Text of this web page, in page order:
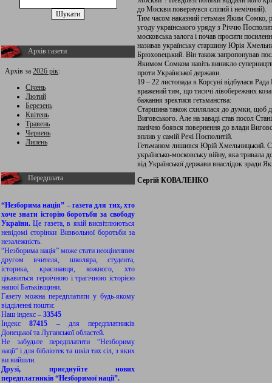
Архів газети
Архів за 2026 рік:
Січень
Лютий
Березень
Квітень
Травень
Червень
Липень
Передплата
“Незборима нація” – газета для тих, хто
хоче знати історію боротьби за свободу
України.Це газета, в якій висвітлюються
невідомі сторінки Визвольної боротьби за
незалежність.
“Незборима нація” може стати неоціненним
другом вчителя, школяра, студента,
історика, краєзнавця, кожного, хто
цікавиться героїчною і трагічною історією
нашої Батьківщини.
Газету можна передплатити у будь-якому
відділенні пошти:
Наш індекс – 33545
Індекс87415 – для передплатників
Донецької та Луганської областей.
Не забудьте передплатити “Незбориму
нації” і для бібліотек та шкіл тих сіл, з яких
ви вийшли.
Друзі, приєднуйте нових
передплатників “Незборимої нації”.
до Москви повернувся сліпий і немічний).
Тим часом наказний гетьман Яким Сомко,
угоду українського уряду з Річчю
московська залога і почав просити
називав українську старшину Юрія
Брюховецький. Він також запропонував
Якимом Сомком навіть виникло
проти Української держави.
19 – 22 листопада в Корсуні відбулася
вражений тим, що тисячі лівобережних
бажання зректися гетьманства:
Старшина також схилялася до думки, щоб
Виговського. Але на заваді став посол
панічно боявся повернення до влади
вплив у самій Речі Посполитій.
Гетьманом лишився Юрій Хмельницький.
українсько-московську війну, яка тривала
від Української держави внаслідок зради
Сергій КОВАЛЕНКО